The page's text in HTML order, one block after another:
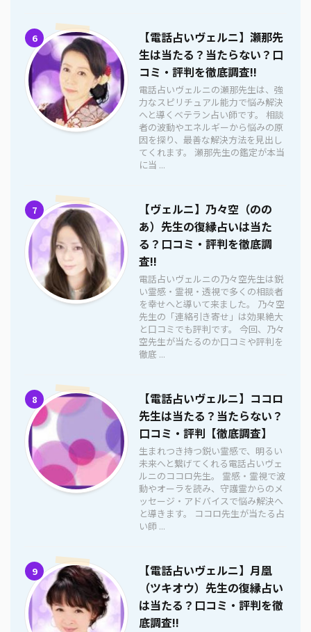
6
【電話占いヴェルニ】瀬那先
生は当たる？当たらない？口
コミ・評判を徹底調査!!
電話占いヴェルニの瀬那先生は、強
力なスピリチュアル能力で悩み解決
へと導くベテラン占い師です。 相談
者の波動やエネルギーから悩みの原
因を探り、最善な解決方法を見出し
てくれます。 瀬那先生の鑑定が本当
に当 ...
7
【ヴェルニ】乃々空（のの
あ）先生の復縁占いは当た
る？口コミ・評判を徹底調
査!!
電話占いヴェルニの乃々空先生は鋭
い霊感・霊視・透視で多くの相談者
を幸せへと導いて来ました。 乃々空
先生の「連絡引き寄せ」は効果絶大
と口コミでも評判です。 今回、乃々
空先生が当たるのか口コミや評判を
徹底 ...
8
【電話占いヴェルニ】ココロ
先生は当たる？当たらない？
口コミ・評判【徹底調査】
生まれつき持つ鋭い霊感で、明るい
未来へと繋げてくれる電話占いヴェ
ルニのココロ先生。 霊感・霊視で波
動やオーラを読み、守護霊からのメ
ッセージ・アドバイスで悩み解決へ
と導きます。 ココロ先生が当たる占
い師 ...
9
【電話占いヴェルニ】月凰
（ツキオウ）先生の復縁占い
は当たる？口コミ・評判を徹
底調査!!